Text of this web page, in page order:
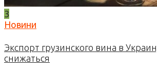
3
Новини
Экспорт грузинского вина в
снижаться